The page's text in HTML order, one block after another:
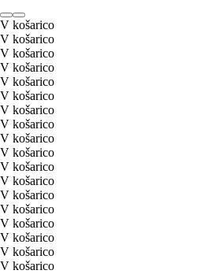
V košarico
V košarico
V košarico
V košarico
V košarico
V košarico
V košarico
V košarico
V košarico
V košarico
V košarico
V košarico
V košarico
V košarico
V košarico
V košarico
V košarico
V košarico